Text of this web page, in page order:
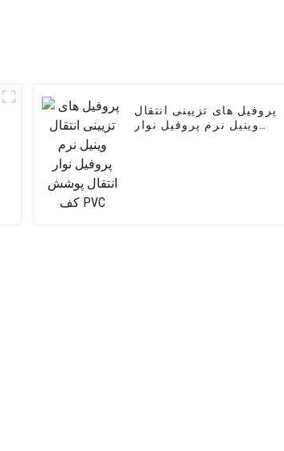
پروفیل های تزیینی انتقال
وینیل نرم پروفیل نوار